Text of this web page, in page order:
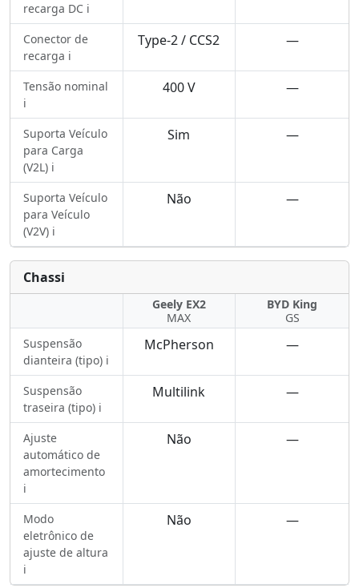
recarga DC ℹ️
Conector de
recarga ℹ️
Type-2 / CCS2 —
Tensão nominal
ℹ️
400 V —
Suporta Veículo
para Carga
(V2L) ℹ️
Sim —
Suporta Veículo
para Veículo
(V2V) ℹ️
Não —
Chassi
Geely EX2
MAX
BYD King
GS
Suspensão
dianteira (tipo) ℹ️
McPherson —
Suspensão
traseira (tipo) ℹ️
Multilink —
Ajuste
automático de
amortecimento
ℹ️
Não —
Modo
eletrônico de
ajuste de altura
ℹ️
Não —